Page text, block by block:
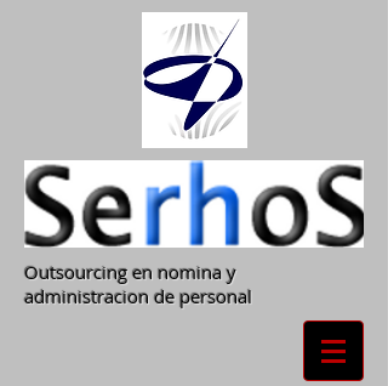
Outsourcing en nomina y
administracion de personal